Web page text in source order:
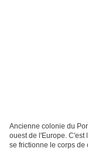
Ancienne colonie du
ouest de l'Europe. C'est
se frictionne le corps